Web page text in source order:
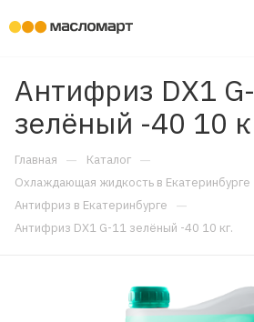
Антифриз DX1
зелёный -40 10
Главная — Каталог —
Охлаждающая жидкость в Екатеринбурге
Антифриз в Екатеринбурге —
Антифриз DX1 G-11 зелёный -40 10 кг.